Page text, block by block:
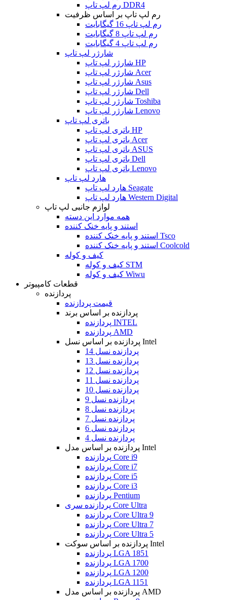
رم لپ تاپ DDR4
رم لپ تاپ بر اساس ظرفیت
رم لپ تاپ 16 گیگابایت
رم لپ تاپ 8 گیگابایت
رم لپ تاپ 4 گیگابایت
شارژر لپ تاپ
شارژر لپ تاپ HP
شارژر لپ تاپ Acer
شارژر لپ تاپ Asus
شارژر لپ تاپ Dell
شارژر لپ تاپ Toshiba
شارژر لپ تاپ Lenovo
باتری لپ تاپ
باتری لپ تاپ HP
باتری لپ تاپ Acer
باتری لپ تاپ ASUS
باتری لپ تاپ Dell
باتری لپ تاپ Lenovo
هارد لپ تاپ
هارد لپ تاپ Seagate
هارد لپ تاپ Western Digital
لوازم جانبی لپ تاپ
همه موارد این دسته
استند و پایه خنک کننده
استند و پایه خنک کننده Tsco
استند و پایه خنک کننده Coolcold
کیف و کوله
کیف و کوله STM
کیف و کوله Wiwu
قطعات کامپیوتر
پردازنده
قیمت پردازنده
پردازنده بر اساس برند
پردازنده INTEL
پردازنده AMD
پردازنده بر اساس نسل Intel
پردازنده نسل 14
پردازنده نسل 13
پردازنده نسل 12
پردازنده نسل 11
پردازنده نسل 10
پردازنده نسل 9
پردازنده نسل 8
پردازنده نسل 7
پردازنده نسل 6
پردازنده نسل 4
پردازنده بر اساس مدل Intel
پردازنده Core i9
پردازنده Core i7
پردازنده Core i5
پردازنده Core i3
پردازنده Pentium
پردازنده سری Core Ultra
پردازنده Core Ultra 9
پردازنده Core Ultra 7
پردازنده Core Ultra 5
پردازنده بر اساس سوکت Intel
پردازنده LGA 1851
پردازنده LGA 1700
پردازنده LGA 1200
پردازنده LGA 1151
پردازنده بر اساس مدل AMD